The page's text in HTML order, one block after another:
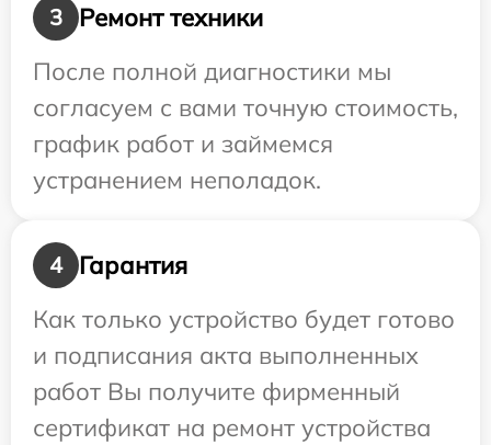
3
Ремонт техники
После полной диагностики мы
согласуем с вами точную стоимость,
график работ и займемся
устранением неполадок.
4
Гарантия
Как только устройство будет готово
и подписания акта выполненных
работ Вы получите фирменный
сертификат на ремонт устройства